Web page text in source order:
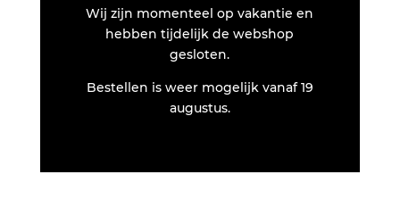
Wij zijn momenteel op vakantie en
hebben tijdelijk de webshop
gesloten.
Bestellen is weer mogelijk vanaf 19
augustus.